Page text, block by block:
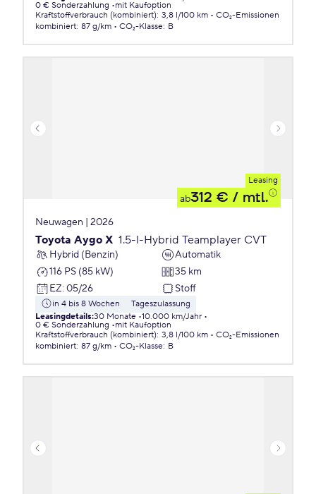
0 € Sonderzahlung
mit Kaufoption
Kraftstoffverbrauch (kombiniert): 3,8 l/100 km
CO₂-Emissionen
kombiniert: 87 g/km CO₂-Klasse: B
Leasing
ab312 € / mtl.
Neuwagen | 2026
Toyota Aygo X 1.5-l-Hybrid Teamplayer CVT
Hybrid (Benzin)
Automatik
116 PS (85 kW)
35 km
EZ: 05/26 Stoff
in 4 bis 8 Wochen
Tageszulassung
Leasingdetails:30 Monate 10.000 km/Jahr
0 € Sonderzahlung
mit Kaufoption
Kraftstoffverbrauch (kombiniert): 3,8 l/100 km
CO₂-Emissionen
kombiniert: 87 g/km CO₂-Klasse: B